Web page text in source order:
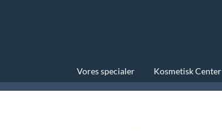
Vores specialer Kosmetisk Center